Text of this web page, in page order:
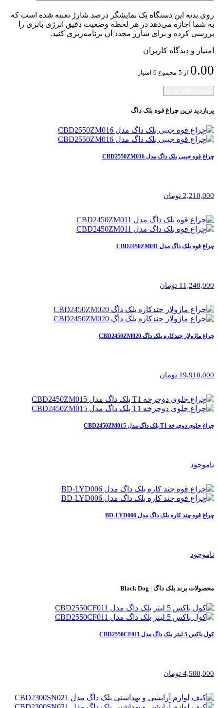
روی بدنه این دستگاه یک نمایشگر درصد شارژ تعبیه شده است که
به شما اجازه می‌دهد در هر لحظه وضعیت دقیق انرژی باتری را
بررسی کرده و برای شارژ مجدد آن برنامه‌ریزی کنید.
امتیاز و دیدگاه کاربران
0.00 از 5 مجموع 0 امتیاز
پربازدید ترین چراغ قوه بلک داگ
چراغ قوه جیبی بلک‌ داگ مدل CBD2550ZM016
2,210,000 تومان
چراغ قوه بلک داگ مدل‌ CBD2450ZM011
11,240,000 تومان
چراغ ماژولار چندکاره بلک داگ CBD2450ZM020
19,910,000 تومان
چراغ جلوی دوچرخه T1 بلک داگ مدل CBD2450ZM015
ناموجود
چراغ قوه چند کاره بلک داگ مدل‌ BD-LYD006
ناموجود
محصولات برند بلک داگ | Black Dog
کول باکس 5 لیتر بلک داگ مدل CBD2550CF011
4,500,000 تومان